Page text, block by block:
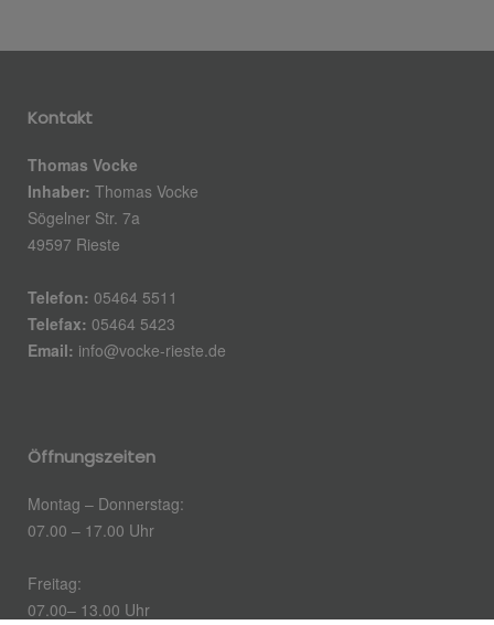
Kontakt
Thomas Vocke
Inhaber: Thomas Vocke
Sögelner Str. 7a
49597 Rieste
Telefon: 05464 5511
Telefax: 05464 5423
Email: info@vocke-rieste.de
Öffnungszeiten
Montag – Donnerstag:
07.00 – 17.00 Uhr
Freitag:
07.00– 13.00 Uhr